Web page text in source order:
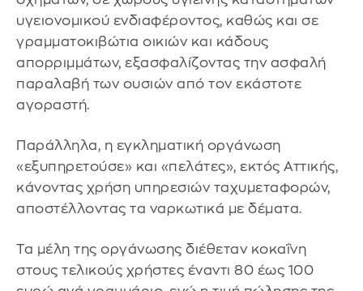
υγειονομικού ενδιαφέροντος, καθώς και σε
γραμματοκιβώτια οικιών και κάδους
απορριμμάτων, εξασφαλίζοντας την ασφαλή
παραλαβή των ουσιών από τον εκάστοτε
αγοραστή.
Παράλληλα, η εγκληματική οργάνωση
«εξυπηρετούσε» και «πελάτες», εκτός Αττικής,
κάνοντας χρήση υπηρεσιών ταχυμεταφορών,
αποστέλλοντας τα ναρκωτικά με δέματα.
Τα μέλη της οργάνωσης διέθεταν κοκαΐνη
στους τελικούς χρήστες έναντι 80 έως 100